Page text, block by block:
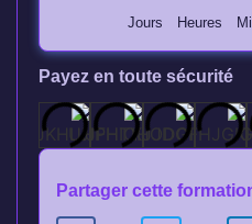
Jours Heures
Payez en toute sécurité
Partager cette